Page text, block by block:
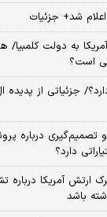
شد+ جزئیات
به دولت
است؟
جزئیاتی از پدیده
و تصمیم‌گیری درباره
دارد؟
آمریکا درباره
باشد